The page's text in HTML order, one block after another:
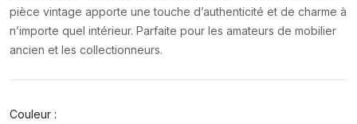
pièce vintage apporte une touche d’authenticité et de charme à
n’importe quel intérieur. Parfaite pour les amateurs de mobilier
ancien et les collectionneurs.
Couleur :